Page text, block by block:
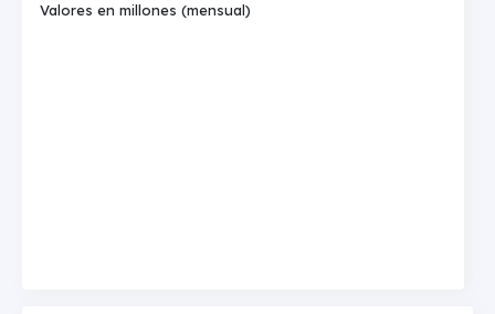
Valores en millones (mensual)